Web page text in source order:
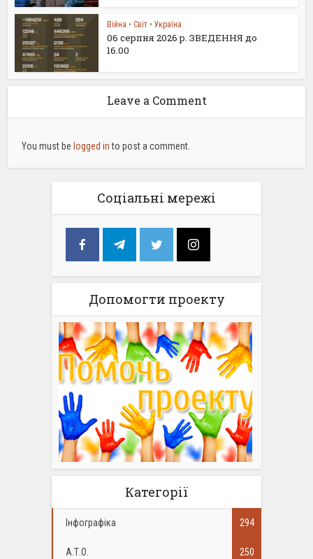
Війна • Світ • Україна
06 серпня 2026 р. ЗВЕДЕННЯ до
16.00
Leave a Comment
You must be logged into post a comment.
Соціальні мережі
Допомогти проекту
Категорії
Інфографіка 294
А.Т.О. 250